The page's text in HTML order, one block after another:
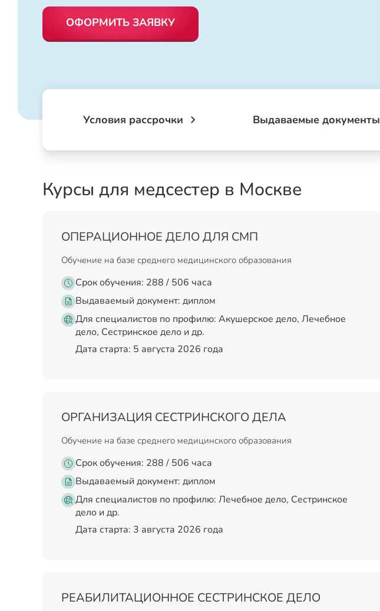
ОФОРМИТЬ ЗАЯВКУ
Условия рассрочки Выдаваемые документы
Курсы для медсестер в Москве
ОПЕРАЦИОННОЕ ДЕЛО ДЛЯ СМП
Обучение на базе среднего медицинского образования
Срок обучения: 288 / 506 часа
Выдаваемый документ: диплом
Для специалистов по профилю: Акушерское дело, Лечебное
дело, Сестринское дело и др.
Дата старта: 5 августа 2026 года
ОРГАНИЗАЦИЯ СЕСТРИНСКОГО ДЕЛА
Обучение на базе среднего медицинского образования
Срок обучения: 288 / 506 часа
Выдаваемый документ: диплом
Для специалистов по профилю: Лечебное дело, Сестринское
дело и др.
Дата старта: 3 августа 2026 года
РЕАБИЛИТАЦИОННОЕ СЕСТРИНСКОЕ ДЕЛО